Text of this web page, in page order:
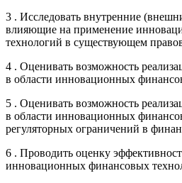
3 . Исследовать внутренние
влияющие на применение
технологий в существующем
4 . Оценивать возможность
в области инновационных
5 . Оценивать возможность
в области инновационных
регуляторных ограничений в
6 . Проводить оценку
инновационных финансовых